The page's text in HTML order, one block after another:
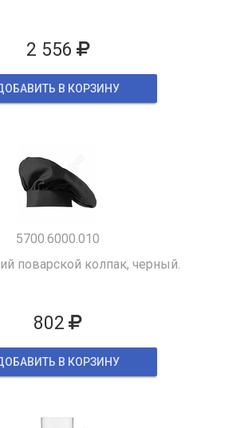
2 556
В КОРЗИНУ
5700.6000.010
поварской колпак, черный.
802
В КОРЗИНУ